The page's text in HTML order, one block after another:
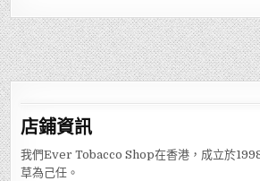
店鋪資訊
我們Ever Tobacco Shop在香港，成立於
草為己任。